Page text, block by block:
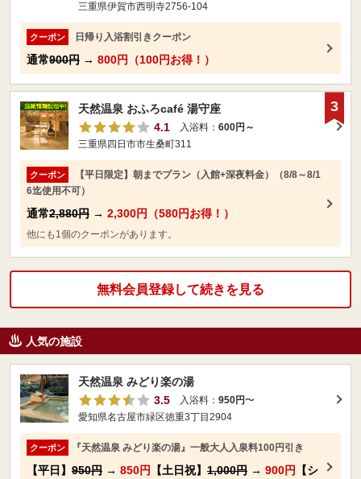
三重県伊賀市西明寺2756-104
クーポン 日帰り入浴割引きクーポン
通常900円 → 800円（100円お得！）
天然温泉 おふろcafé 湯守座
4.1
入浴料： 600円～
三重県四日市市生桑町311
クーポン
【平日限定】朝までプラン（入館+深夜料金）（8/8～8/1
6迄使用不可）
通常2,880円 → 2,300円（580円お得！）
他にも1個のクーポンがあります。
3
無料会員登録して続きを見る
人気の施設
天然温泉 みどり楽の湯
3.5
入浴料： 950円〜
愛知県名古屋市緑区徳重3丁目2904
クーポン 『天然温泉 みどり楽の湯』一般大人入泉料100円引き
【平日】 950円 → 850円 【土日祝】 1,000円 → 900円
【シ